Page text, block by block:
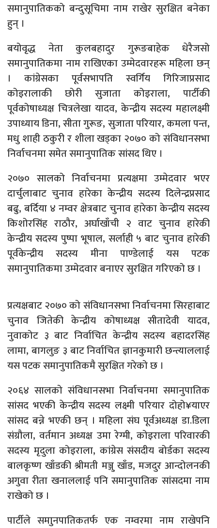
समानुपातिकको बन्दुसूचिमा नाम राखेर सुरक्षित बनेका
हुन् ।
बयोवृद्ध नेता कुलबहादुर गुरूङबाहेक धेरैजसो
समानुपातिकमा नाम राखिएका उम्मेदवारहरू महिला छन्
। कांग्रेसका पूर्वसभापति स्वर्गिय गिरिजाप्रसाद
कोइरालाकी छोरी सुजाता कोइराला, पार्टीकी
पूर्वकोषाध्यक्ष चित्रलेखा यादव, केन्द्रीय सदस्य महालक्ष्मी
उपाध्याय डिना, सीता गुरूङ, सुजाता परियार, कमला पन्त,
मधु शाही ठकुरी र शीला खड्का २०७० को संविधानसभा
निर्वाचनमा समेत समानुपातिक सांसद थिए ।
२०७० सालको निर्वाचनमा प्रत्यक्षमा उम्मेदवार भएर
दार्चुलाबाट चुनाव हारेका केन्द्रीय सदस्य दिलेन्द्रप्रसाद
बढु, बर्दिया ४ नम्वर क्षेत्रबाट चुनाव हारेका केन्द्रीय सदस्य
किशोरसिंह राठौर, अर्घाखाँची २ वाट चुनाव हारेकी
केन्द्रीय सदस्य पुष्पा भूषाल, सर्लाही ५ बाट चुनाव हारेकी
पूर्वकेन्द्रीय सदस्य मीना पाण्डेलाई यस पटक
समानुपातिकमा उम्मेदवार बनाएर सुरक्षित गरिएको छ ।
प्रत्यक्षबाट २०७० को संविधानसभा निर्वाचनमा सिरहाबाट
चुनाव जितेकी केन्द्रीय कोषाध्यक्ष सीतादेवी यादव,
नुवाकोट ३ बाट निर्वाचित केन्द्रीय सदस्य बहादरसिंह
लामा, बागलुङ ३ बाट निर्वाचित ज्ञानकुमारी छन्त्याललाई
यस पटक समानुपातिकमै सुरक्षित गरेको छ ।
२०६४ सालको संविधानसभा निर्वाचनमा समानुपातिक
सांसद भएकी केन्द्रीय सदस्य लक्ष्मी परियार दोहो¥याएर
सांसद बन्ने भएकी छन् । महिला संघ पूर्वअध्यक्ष डा.डिला
संग्रौला, वर्तमान अध्यक्ष उमा रेग्मी, कोइराला परिवारकी
सदस्य मृदुला कोइराला, कांग्रेस संसदीय बोर्डका सदस्य
बालकृष्ण खाँडकी श्रीमती मञ्जु खाँड, मजदुर आन्दोलनकी
अगुवा रीता खनाललाई पनि समानुपातिक सांसदमा नाम
राखेको छ ।
पार्टीले समाुनपातिकतर्फ एक नम्वरमा नाम राखेपनि